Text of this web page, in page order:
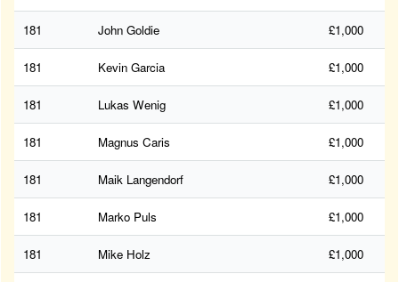
181 John Goldie £1,000
181 Kevin Garcia £1,000
181 Lukas Wenig £1,000
181 Magnus Caris £1,000
181 Maik Langendorf £1,000
181 Marko Puls £1,000
181 Mike Holz £1,000